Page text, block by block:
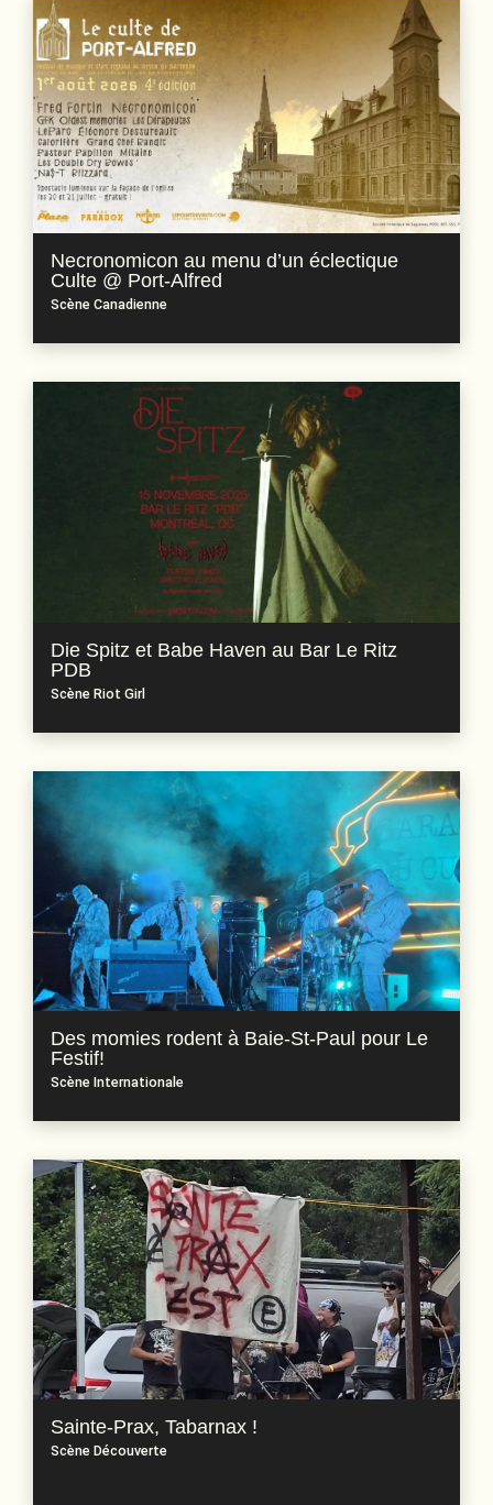
Necronomicon au menu d’un éclectique
Culte @ Port-Alfred
Scène Canadienne
Die Spitz et Babe Haven au Bar Le Ritz
PDB
Scène Riot Girl
Des momies rodent à Baie-St-Paul pour Le
Festif!
Scène Internationale
Sainte-Prax, Tabarnax !
Scène Découverte